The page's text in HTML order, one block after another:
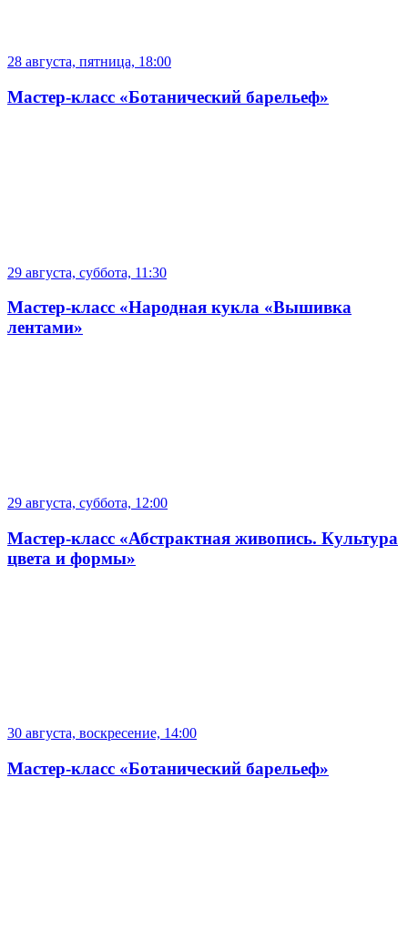
28 августа, пятница, 18:00
Мастер-класс «Ботанический барельеф»
29 августа, суббота, 11:30
Мастер-класс «Народная кукла «Вышивка
лентами»
29 августа, суббота, 12:00
Мастер-класс «Абстрактная живопись. Культура
цвета и формы»
30 августа, воскресение, 14:00
Мастер-класс «Ботанический барельеф»